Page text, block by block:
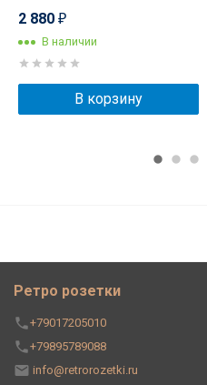
2 880 ₽
В наличии
В корзину
Ретро розетки
+79017205010
+79895789088
info@retrorozetki.ru